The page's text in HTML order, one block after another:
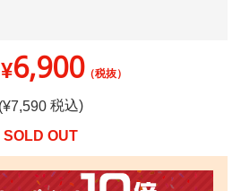
¥6,900（税抜）
(¥7,590税込)
SOLD OUT